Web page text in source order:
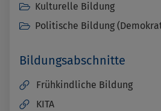
Kulturelle Bildung
Politische Bildung
Bildungsabschnitte
Frühkindliche Bildung
KITA